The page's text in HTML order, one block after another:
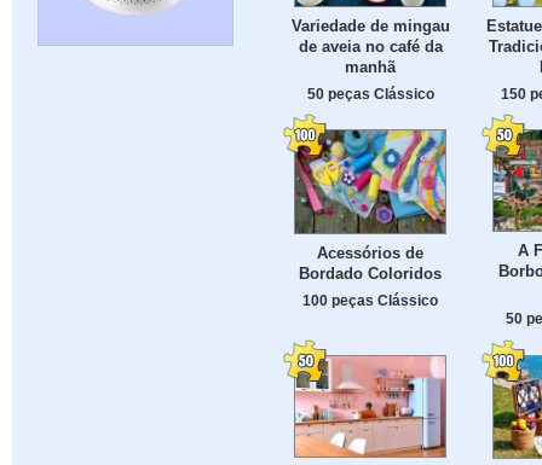
Variedade de mingau
de aveia no café da
manhã
50 peças Clássico 150
Acessórios de
Bordado Coloridos
100 peças Clássico
A
50